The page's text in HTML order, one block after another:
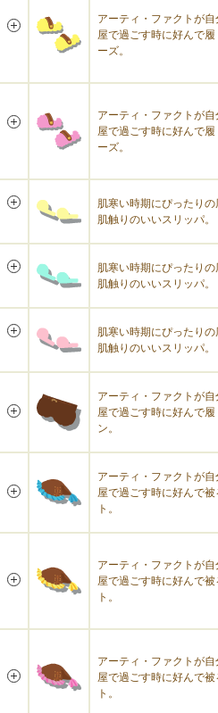
アーティ・ファクトが自
屋で過ごす時に好んで履
ーズ。
アーティ・ファクトが自
屋で過ごす時に好んで履
ーズ。
肌寒い時期にぴったりの
肌触りのいいスリッパ。
肌寒い時期にぴったりの
肌触りのいいスリッパ。
肌寒い時期にぴったりの
肌触りのいいスリッパ。
アーティ・ファクトが自
屋で過ごす時に好んで履
ン。
アーティ・ファクトが自
屋で過ごす時に好んで被
ト。
アーティ・ファクトが自
屋で過ごす時に好んで被
ト。
アーティ・ファクトが自
屋で過ごす時に好んで被
ト。